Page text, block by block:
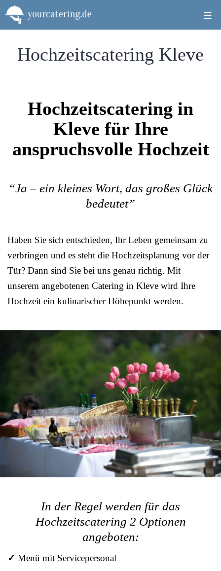
Zum
Inhalt
springen
Hochzeitscatering Kleve
Hochzeitscatering in
Kleve für Ihre
anspruchsvolle Hochzeit
“Ja – ein kleines Wort, das großes Glück
bedeutet”
Haben Sie sich entschieden, Ihr Leben gemeinsam zu
verbringen und es steht die Hochzeitsplanung vor der
Tür? Dann sind Sie bei uns genau richtig. Mit
unserem angebotenen Catering in Kleve wird Ihre
Hochzeit ein kulinarischer Höhepunkt werden.
In der Regel werden für das
Hochzeitscatering 2 Optionen
angeboten:
✓ Menü mit Servicepersonal